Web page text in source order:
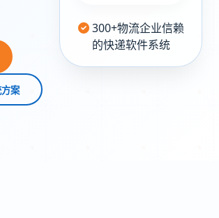
案
300+物流企业信赖
的快递软件系统